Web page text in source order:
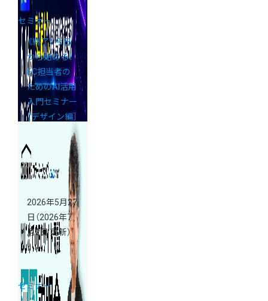
セミナー
《終了》今日
から始める！
EC担当者の
ためのAI活用
入門セミナー
［デザイン編］
2026年5月27
日 （2026年7
月2日 更新）
セミナー